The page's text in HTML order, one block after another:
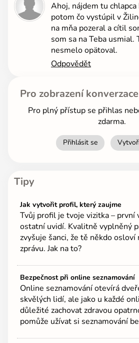
Ahoj, nájdem tu
potom čo vystúpil v
na mňa pozeral a cítil
som sa na Teba usmial.
nesmelo opätoval.
Odpovědět
Pro zobrazení
Pro plný přístup se přihlas
zdarma.
Přihlásit se
Tipy
Jak vytvořit profil, který zaujme
Tvůj profil je tvoje vizitka – první
ostatní uvidí. Kvalitně vyplněný
zvyšuje šanci, že tě někdo
zprávu. Jak na to?
Bezpečnost při online seznamování
Online seznamování otevírá
skvělých lidí, ale jako u každé
důležité zachovat zdravou
pomůže užívat si seznamování